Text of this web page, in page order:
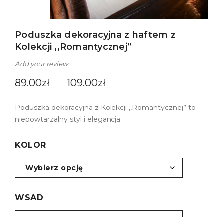
Poduszka dekoracyjna z haftem z
Kolekcji ,,Romantycznej”
Add your review
89.00zł – 109.00zł
Poduszka dekoracyjna z Kolekcji ,,Romantycznej” to
niepowtarzalny styl i elegancja.
KOLOR
WSAD